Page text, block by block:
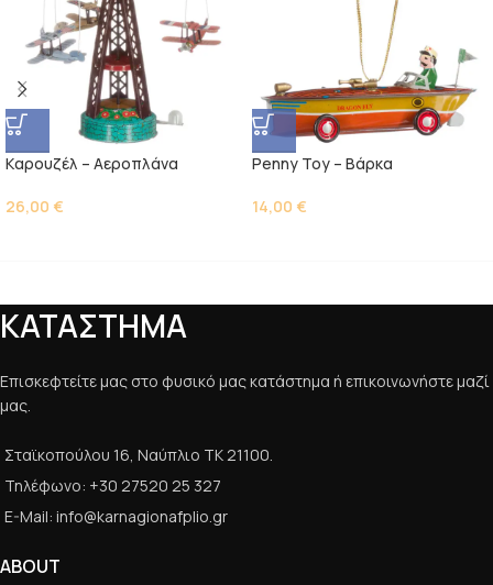
Kαρουζέλ – Αεροπλάνα
26,00 €
Penny Toy – Βάρκα
14,00 €
ΚΑΤΑΣΤΗΜΑ
Επισκεφτείτε μας στο φυσικό μας κατάστημα ή επικοινωνήστε μαζί
μας.
Σταϊκοπούλου 16, Ναύπλιο ΤΚ 21100.
Τηλέφωνο: +30 27520 25 327
E-Mail: info@karnagionafplio.gr
ABOUT